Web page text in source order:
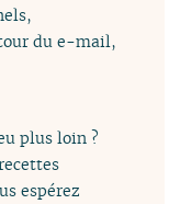
du e-mail,
plus loin ?
espérez